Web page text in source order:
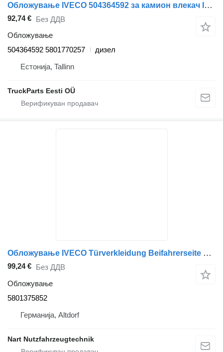
Обложување IVECO 504364592 за камион влекач IVECO Stralis (01.02-)
92,74 € Без ДДВ
Обложување
504364592 5801770257
дизел
Естонија, Tallinn
TruckParts Eesti OÜ
Обложување IVECO Türverkleidung Beifahrerseite Rechts 5801375852 за камион
99,24 € Без ДДВ
Обложување
5801375852
Германија, Altdorf
Nart Nutzfahrzeugtechnik